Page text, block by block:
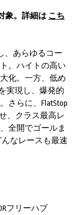
象。詳細は こち
、あらゆるコー
。ハイトの高い
化。一方、低め
実現し、爆発的
さらに、FlatStop
、クラス最高レ
全開でゴールま
んなレースも最速
フリーハブ